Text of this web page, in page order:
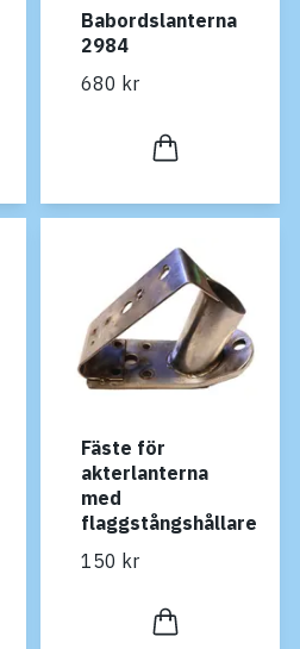
Babordslanterna
2984
680 kr
Fäste för
akterlanterna
med
flaggstångshållare
150 kr